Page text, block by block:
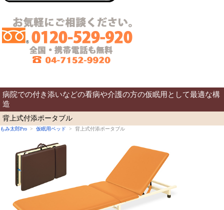
病院での付き添いなどの看病や介護の方の仮眠用として最適な構
造
背上式付添ポータブル
もみ太郎Pro > 仮眠用ベッド > 背上式付添ポータブル